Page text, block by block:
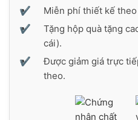
Miễn phí thiết kế
Tặng hộp quà tặng
cái).
Được giảm giá trực
theo.